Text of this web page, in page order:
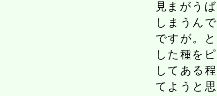
見まがう
しまうん
ですが。
した種を
してある
てようと